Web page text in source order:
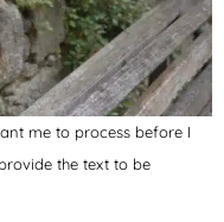
me to process before I
the text to be